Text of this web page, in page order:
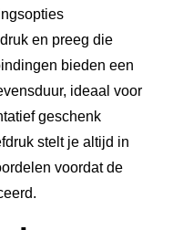
en preeg die
bieden een
ideaal voor
geschenk
stelt je altijd in
voordat de